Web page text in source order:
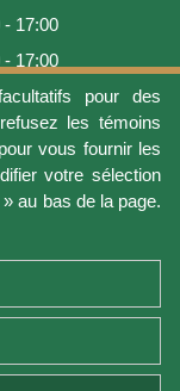
pour des
les témoins
vous fournir les
votre sélection
au bas de la page.
- 17:00
- 17:00
- 17:00
- 17:00
- 16:00
Fermé